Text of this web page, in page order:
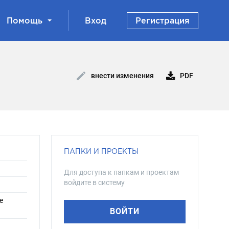
Помощь Вход Регистрация
внести изменения PDF
ПАПКИ И ПРОЕКТЫ
Для доступа к папкам и проектам
войдите в систему
ВОЙТИ